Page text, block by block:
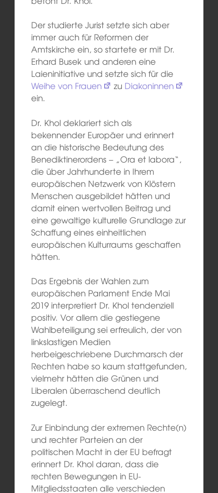
Der studierte Jurist setzte sich aber
immer auch für Reformen der
Amtskirche ein, so startete er mit Dr.
Erhard Busek und anderen eine
Laieninitiative und setzte sich für die
Weihe von Frauen
zu Diakoninnen
ein.
Dr. Khol deklariert sich als
bekennender Europäer und erinnert
an die historische Bedeutung des
Benediktinerordens – „Ora et labora“,
die über Jahrhunderte in Ihrem
europäischen Netzwerk von Klöstern
Menschen ausgebildet hätten und
damit einen wertvollen Beitrag und
eine gewaltige kulturelle Grundlage zur
Schaffung eines einheitlichen
europäischen Kulturraums geschaffen
hätten.
Das Ergebnis der Wahlen zum
europäischen Parlament Ende Mai
2019 interpretiert Dr. Khol tendenziell
positiv. Vor allem die gestiegene
Wahlbeteiligung sei erfreulich, der von
linkslastigen Medien
herbeigeschriebene Durchmarsch der
Rechten habe so kaum stattgefunden,
vielmehr hätten die Grünen und
Liberalen überraschend deutlich
zugelegt.
Zur Einbindung der extremen Rechte(n)
und rechter Parteien an der
politischen Macht in der EU befragt
erinnert Dr. Khol daran, dass die
rechten Bewegungen in EU-
Mitgliedsstaaten alle verschieden